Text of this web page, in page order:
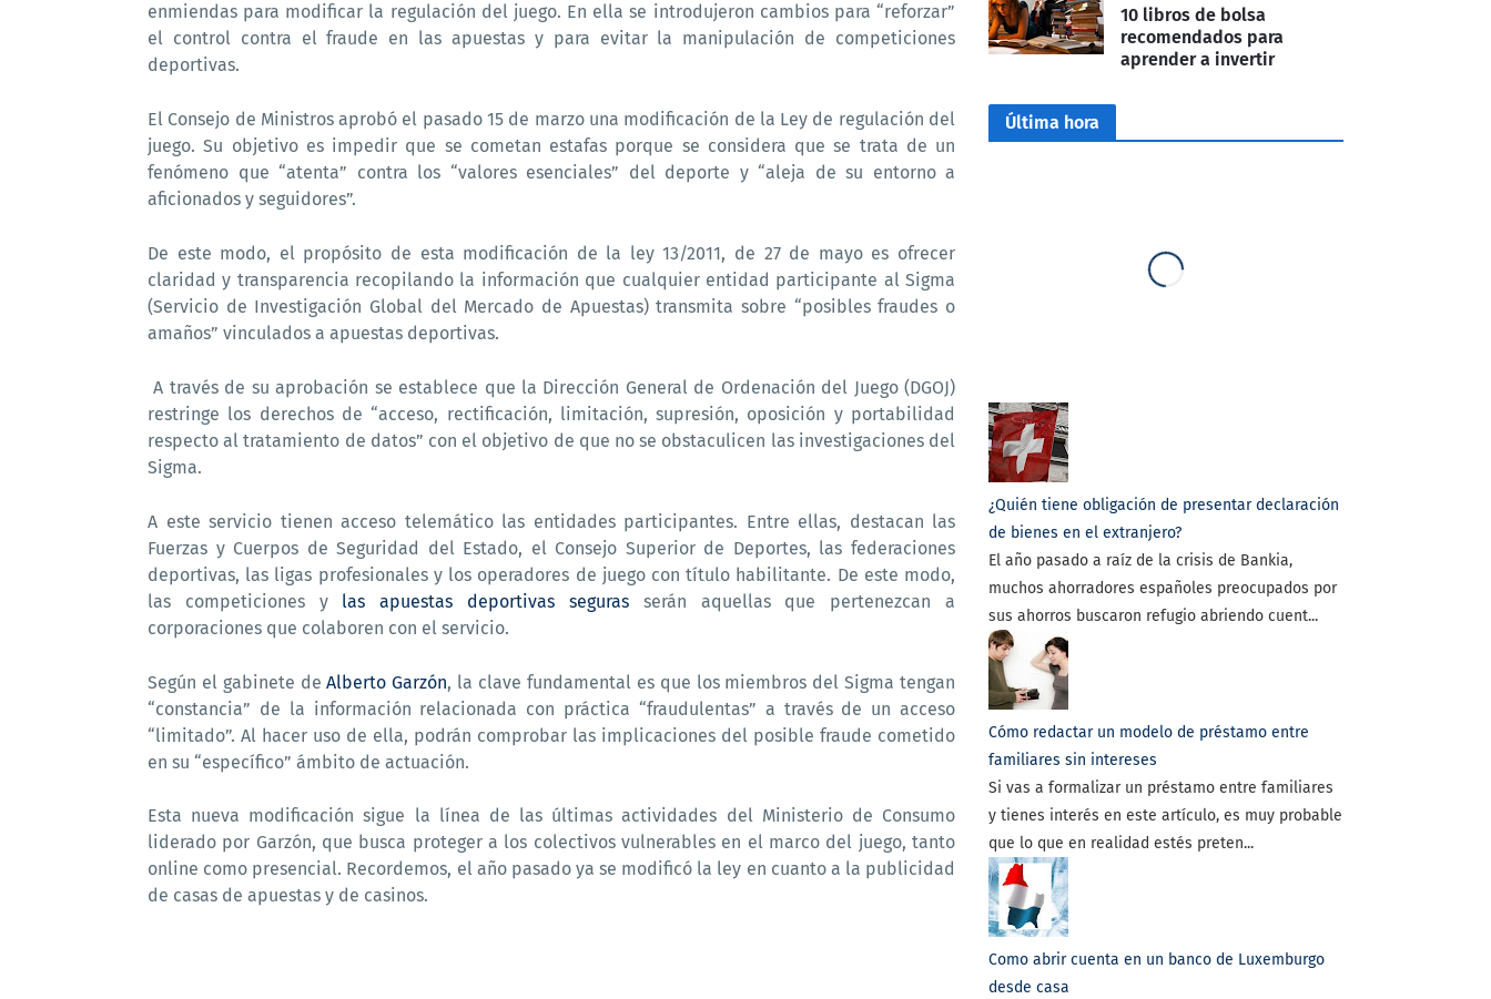
enmiendas para modificar la regulación del juego. En ella se introdujeron cambios para “reforzar”
el control contra el fraude en las apuestas y para evitar la manipulación de competiciones
deportivas.
El Consejo de Ministros aprobó el pasado 15 de marzo una modificación de la Ley de regulación del
juego. Su objetivo es impedir que se cometan estafas porque se considera que se trata de un
fenómeno que “atenta” contra los “valores esenciales” del deporte y “aleja de su entorno a
aficionados y seguidores”.
De este modo, el propósito de esta modificación de la ley 13/2011, de 27 de mayo es ofrecer
claridad y transparencia recopilando la información que cualquier entidad participante al Sigma
(Servicio de Investigación Global del Mercado de Apuestas) transmita sobre “posibles fraudes o
amaños” vinculados a apuestas deportivas.
A través de su aprobación se establece que la Dirección General de Ordenación del Juego (DGOJ)
restringe los derechos de “acceso, rectificación, limitación, supresión, oposición y portabilidad
respecto al tratamiento de datos” con el objetivo de que no se obstaculicen las investigaciones del
Sigma.
A este servicio tienen acceso telemático las entidades participantes. Entre ellas, destacan las
Fuerzas y Cuerpos de Seguridad del Estado, el Consejo Superior de Deportes, las federaciones
deportivas, las ligas profesionales y los operadores de juego con título habilitante. De este modo,
las competiciones y las apuestas deportivas segurasserán aquellas que pertenezcan a
corporaciones que colaboren con el servicio.
Según el gabinete deAlberto Garzón, la clave fundamental es que los miembros del Sigma tengan
“constancia” de la información relacionada con práctica “fraudulentas” a través de un acceso
“limitado”. Al hacer uso de ella, podrán comprobar las implicaciones del posible fraude cometido
en su “específico” ámbito de actuación.
Esta nueva modificación sigue la línea de las últimas actividades del Ministerio de Consumo
liderado por Garzón, que busca proteger a los colectivos vulnerables en el marco del juego, tanto
online como presencial. Recordemos, el año pasado ya se modificó la ley en cuanto a la publicidad
de casas de apuestas y de casinos.
10 libros de bolsa
recomendados para
aprender a invertir
Última hora
¿Quién tiene obligación de presentar declaración
de bienes en el extranjero?
El año pasado a raíz de la crisis de Bankia,
muchos ahorradores españoles preocupados por
sus ahorros buscaron refugio abriendo cuent...
Cómo redactar un modelo de préstamo entre
familiares sin intereses
Si vas a formalizar un préstamo entre familiares
y tienes interés en este artículo, es muy probable
que lo que en realidad estés preten...
Como abrir cuenta en un banco de Luxemburgo
desde casa